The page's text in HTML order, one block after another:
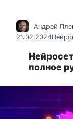
Андрей
21.02.2024
полное